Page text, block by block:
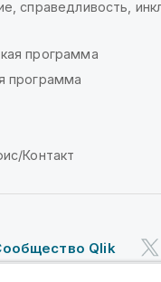
справедливость,
программа
программа
Контакт
Qlik